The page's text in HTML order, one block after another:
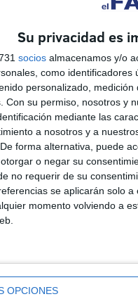
Su privacidad es
socios almacenamos y/o
como
personalizado,
Con su permiso, nosotros y
mediante las
a nosotros y a
forma alternativa, puede
o negar su
no requerir de su
se aplicarán solo
momento volviendo a
OPCIONES
subvención, que no
estaba muy